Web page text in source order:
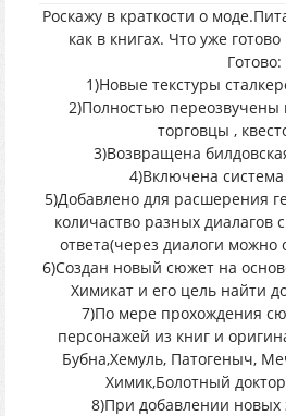
Роскажу в краткости о
как в книгах. Что уже
Готово:
1)Новые текстуры
2)Полностью переозвучены
торговцы ,
3)Возвращена
4)Включена
5)Добавлено для расшерения
количаство разных
ответа(через диалоги
6)Создан новый сюжет на
Химикат и его цель найти
7)По мере прохождения
персонажей из книг и
Бубна,Хемуль, Патогеныч,
Химик,Болотный
8)При добавлении новых